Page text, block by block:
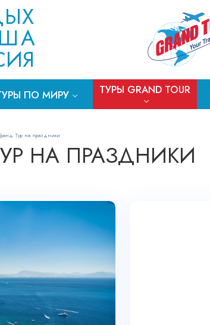
ПО МИРУ ТУРЫ GRAND TOUR
Тур на праздники
НА ПРАЗДНИКИ